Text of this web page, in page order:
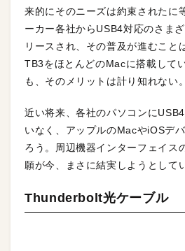
来的にそのニーズは約束されたに
ーカー各社からUSB4対応のさま
リースされ、その普及が進むこと
TB3をほとんどのMacに搭載して
も、そのメリットは計り知れない。
近い将来、各社のパソコンに
いなく、アップルのMacやiOSデ
ろう。周辺機器インターフェイス
願が今、まさに結実しようとして
Thunderbolt光ケーブル